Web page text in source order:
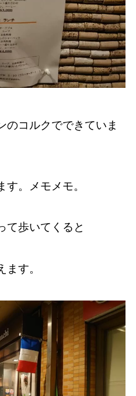
のコルクでできていま
。メモメモ。
て歩いてくると
す。